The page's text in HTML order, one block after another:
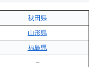
秋田県
山形県
福島県
–